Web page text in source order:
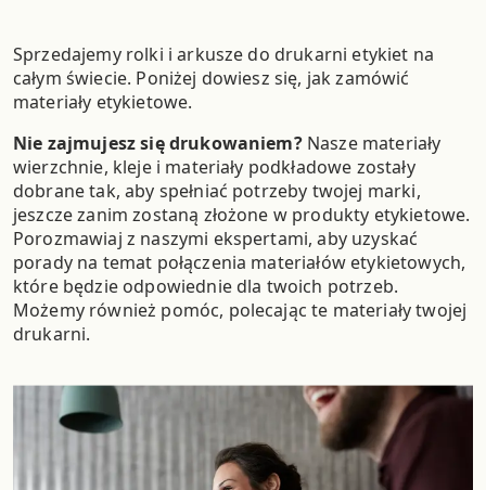
Sprzedajemy rolki i arkusze do drukarni etykiet na
całym świecie. Poniżej dowiesz się, jak zamówić
materiały etykietowe.
Nie zajmujesz się drukowaniem?Nasze materiały
wierzchnie, kleje i materiały podkładowe zostały
dobrane tak, aby spełniać potrzeby twojej marki,
jeszcze zanim zostaną złożone w produkty etykietowe.
Porozmawiaj z naszymi ekspertami, aby uzyskać
porady na temat połączenia materiałów etykietowych,
które będzie odpowiednie dla twoich potrzeb.
Możemy również pomóc, polecając te materiały twojej
drukarni.